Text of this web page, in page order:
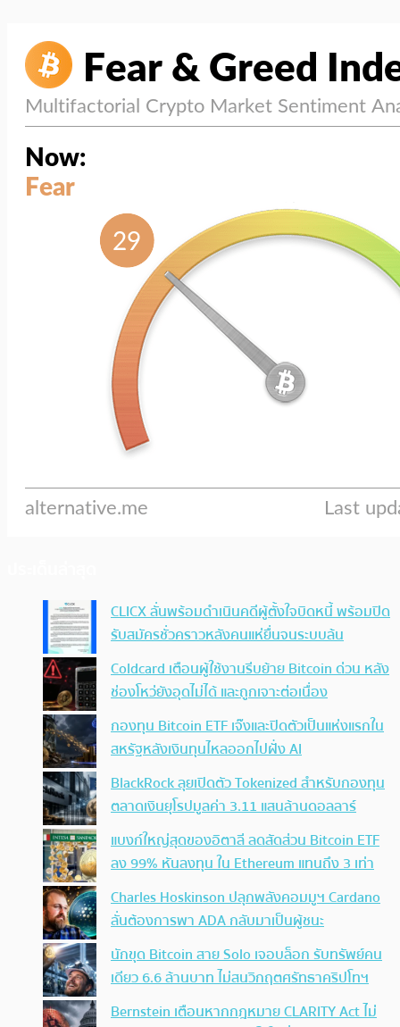
CLICX ลั่นพร้อมดำเนินคดีผู้ตั้งใจบิดหนี้ พร้อมปิด
รับสมัครชั่วคราวหลังคนแห่ยื่นจนระบบล้น
Coldcard เตือนผู้ใช้งานรีบย้าย Bitcoin ด่วน หลัง
ช่องโหว่ยังอุดไม่ได้ และถูกเจาะต่อเนื่อง
กองทุน Bitcoin ETF เจ๊งและปิดตัวเป็นแห่งแรกใน
สหรัฐหลังเงินทุนไหลออกไปฝั่ง AI
BlackRock ลุยเปิดตัว Tokenized สำหรับกองทุน
ตลาดเงินยุโรปมูลค่า 3.11 แสนล้านดอลลาร์
แบงก์ใหญ่สุดของอิตาลี ลดสัดส่วน Bitcoin ETF
ลง 99% หันลงทุน ใน Ethereum แทนถึง 3 เท่า
Charles Hoskinson ปลุกพลังคอมมูฯ Cardano
ลั่นต้องการพา ADA กลับมาเป็นผู้ชนะ
นักขุด Bitcoin สาย Solo เจอบล็อก รับทรัพย์คน
เดียว 6.6 ล้านบาท ไม่สนวิกฤตศรัทธาคริปโทฯ
Bernstein เตือนหากกฎหมาย CLARITY Act ไม่